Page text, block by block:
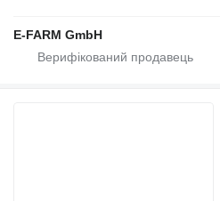
E-FARM GmbH